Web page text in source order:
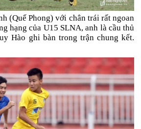
(Quế Phong) với chân trái rất ngoan
hạng của U15 SLNA, anh là cầu thủ
Hào ghi bàn trong trận chung kết.